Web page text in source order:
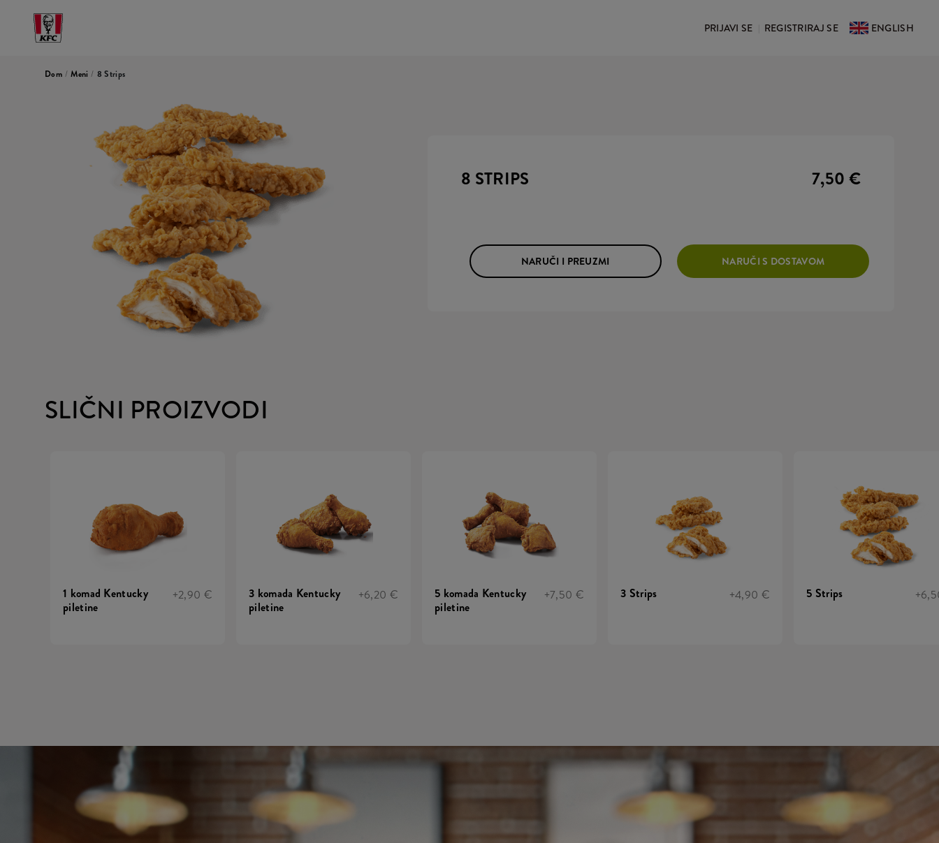
PRIJAVI SE REGISTRIRAJ SE ENGLISH
Dom / Meni / 8 Strips
8 STRIPS 7,50 €
NARUČI I PREUZMI NARUČI S DOSTAVOM
SLIČNI PROIZVODI
1 komad Kentucky
piletine
+2,90 €
3 komada Kentucky
piletine
+6,20 €
5 komada Kentucky
piletine
+7,50 € 3 Strips +4,90 € 5 Strips